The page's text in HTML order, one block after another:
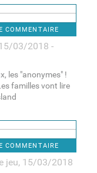
COMMENTAIRE
03/2018 -
les "anonymes" !
familles vont lire
COMMENTAIRE
jeu, 15/03/2018